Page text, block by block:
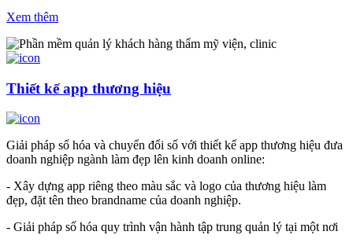
Xem thêm
Thiết kế app thương hiệu
Giải pháp số hóa và chuyển đổi số với thiết kế app thương hiệu đưa
doanh nghiệp ngành làm đẹp lên kinh doanh online:
- Xây dựng app riêng theo màu sắc và logo của thương hiệu làm
đẹp, đặt tên theo brandname của doanh nghiệp.
- Giải pháp số hóa quy trình vận hành tập trung quản lý tại một nơi